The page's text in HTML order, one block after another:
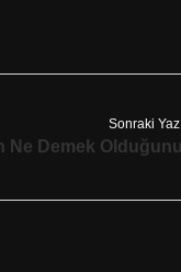
Sonraki
Ne Demek